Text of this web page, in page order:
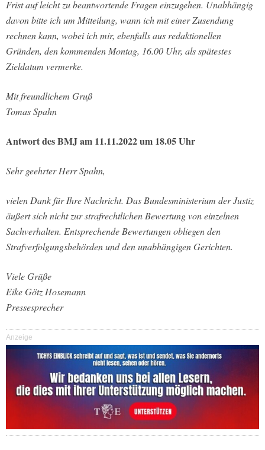
Frist auf leicht zu beantwortende Fragen einzugehen. Unabhängig
davon bitte ich um Mitteilung, wann ich mit einer Zusendung
rechnen kann, wobei ich mir, ebenfalls aus redaktionellen
Gründen, den kommenden Montag, 16.00 Uhr, als spätestes
Zieldatum vermerke.
Mit freundlichem Gruß
Tomas Spahn
Antwort des BMJ am 11.11.2022 um 18.05 Uhr
Sehr geehrter Herr Spahn,
vielen Dank für Ihre Nachricht. Das Bundesministerium der Justiz
äußert sich nicht zur strafrechtlichen Bewertung von einzelnen
Sachverhalten. Entsprechende Bewertungen obliegen den
Strafverfolgungsbehörden und den unabhängigen Gerichten.
Viele Grüße
Eike Götz Hosemann
Pressesprecher
Anzeige